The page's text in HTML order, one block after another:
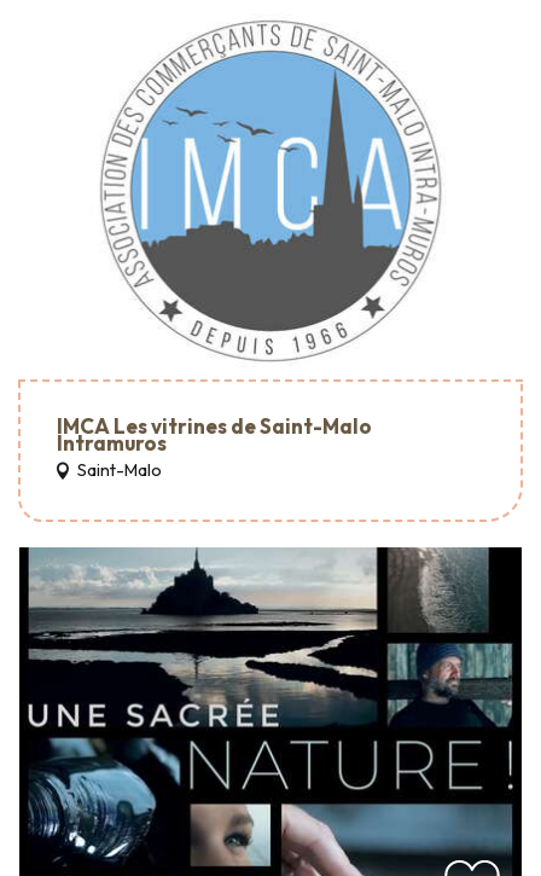
IMCA Les vitrines de Saint-Malo
Intramuros
Saint-Malo